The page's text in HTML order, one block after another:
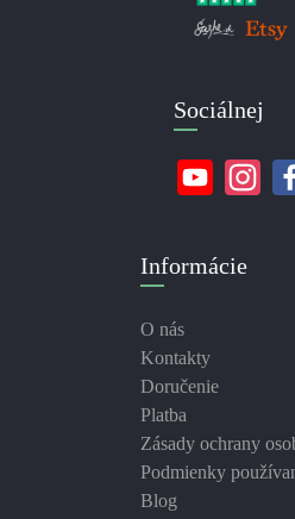
Sociálnej
Informácie
O nás
Kontakty
Doručenie
Platba
Zásady ochrany
Podmienky
Blog